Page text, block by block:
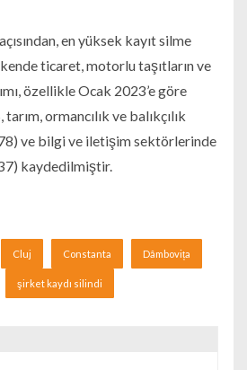
en yüksek kayıt silme
ticaret, motorlu taşıtların ve
özellikle Ocak 2023’e göre
ormancılık ve balıkçılık
ve bilgi ve iletişim sektörlerinde
kaydedilmiştir.
Cluj Constanta Dâmbovița
şirket kaydı silindi